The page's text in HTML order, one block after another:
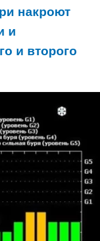
накроют
и
и второго